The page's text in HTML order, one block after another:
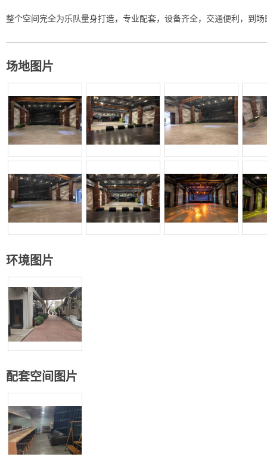
整个空间完全为乐队量身打造，专业配套，设备齐全，交通便利，到
场地图片
环境图片
配套空间图片